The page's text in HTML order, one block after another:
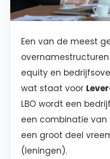
Een van de meest
equity en
wat staat voor
LBO wordt een
een combinatie
een groot deel
(leningen).